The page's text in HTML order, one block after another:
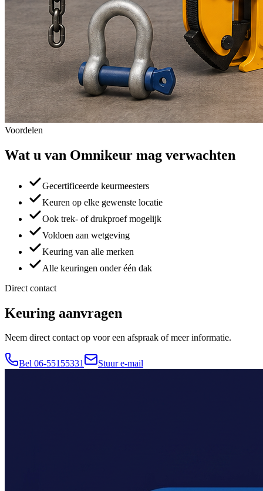
Voordelen
Wat u van Omnikeur mag verwachten
Gecertificeerde keurmeesters
Keuren op elke gewenste locatie
Ook trek- of drukproef mogelijk
Voldoen aan wetgeving
Keuring van alle merken
Alle keuringen onder één dak
Direct contact
Keuring aanvragen
Neem direct contact op voor een afspraak of meer informatie.
Bel 06-55155331 Stuur e-mail